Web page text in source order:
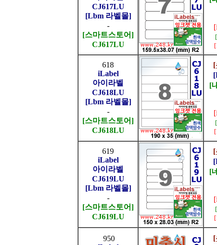
CJ617LU
[Lbm 라벨몰]
-
[스마트스토어]
CJ617LU
618
iLabel
아이라벨
CJ618LU
[Lbm 라벨몰]
-
[스마트스토어]
CJ618LU
[
[
619
iLabel
아이라벨
CJ619LU
[Lbm 라벨몰]
-
[스마트스토어]
CJ619LU
[
[
950
[